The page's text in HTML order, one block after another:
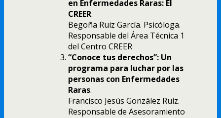
en Enfermedades Raras: El
CREER.
Begoña Ruiz García. Psicóloga.
Responsable del Área Técnica 1
del Centro CREER
“Conoce tus derechos”: Un
programa para luchar por las
personas con Enfermedades
Raras.
Francisco Jesús González Ruíz.
Responsable de Asesoramiento